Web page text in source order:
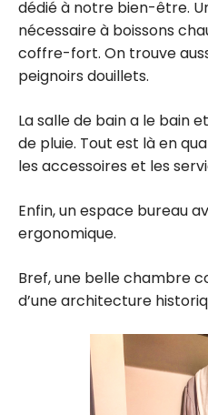
dédié à notre bien-être.
nécessaire à boissons
coffre-fort. On trouve
peignoirs douillets.
La salle de bain a le bain
de pluie. Tout est là en
les accessoires et les
Enfin, un espace bureau
ergonomique.
Bref, une belle chambre
d’une architecture